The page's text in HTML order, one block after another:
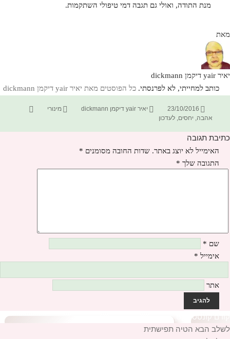
מנת התודה, ואולי גם תגבה דמי טיפולי השתקמות.
מאת
יאיר yair דיקמן dickmann
כותב למחייתי, לא לפרנסתי. כל הפוסטים מאת יאיר yair דיקמן dickmann‏
פורסם
בתאריך
23/10/2016 מחבר
יאיר yair דיקמן dickmann קטגוריות
מינורי
אהבה, יחסים,לעדכון
כתיבת תגובה
האימייל לא יוצג באתר. שדות החובה מסומנים *
התגובה שלך *
שם *
אימייל *
אתר
קודםהפוסט
הקודם:
קונסטרוקט
לשלב הבא הפוסט
הטיה תפישתית